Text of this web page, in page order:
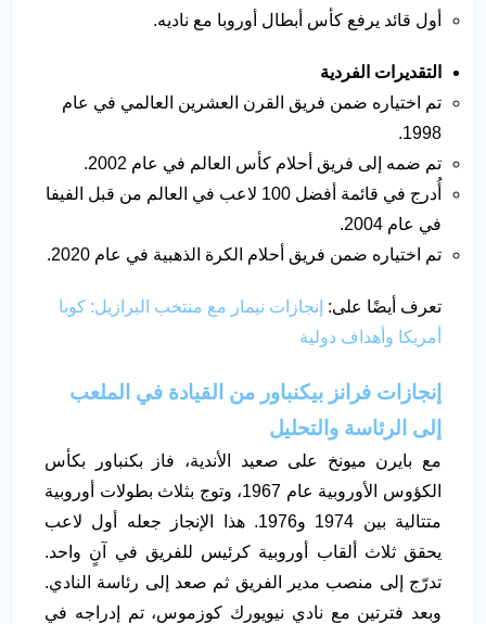
أول قائد يرفع كأس أبطال أوروبا مع ناديه.
التقديرات الفردية
تم اختياره ضمن فريق القرن العشرين العالمي في عام
1998.
تم ضمه إلى فريق أحلام كأس العالم في عام 2002.
أُدرج في قائمة أفضل 100 لاعب في العالم من قبل الفيفا
في عام 2004.
تم اختياره ضمن فريق أحلام الكرة الذهبية في عام 2020.
تعرف أيضًا على: إنجازات نيمار مع منتخب البرازيل: كوبا
أمريكا وأهداف دولية
إنجازات فرانز بيكنباور من القيادة في الملعب
إلى الرئاسة والتحليل
مع بايرن ميونخ على صعيد الأندية، فاز بكنباور بكأس
الكؤوس الأوروبية عام 1967، وتوج بثلاث بطولات أوروبية
متتالية بين 1974 و1976. هذا الإنجاز جعله أول لاعب
يحقق ثلاث ألقاب أوروبية كرئيس للفريق في آنٍ واحد.
تدرّج إلى منصب مدير الفريق ثم صعد إلى رئاسة النادي.
وبعد فترتين مع نادي نيويورك كوزموس، تم إدراجه في